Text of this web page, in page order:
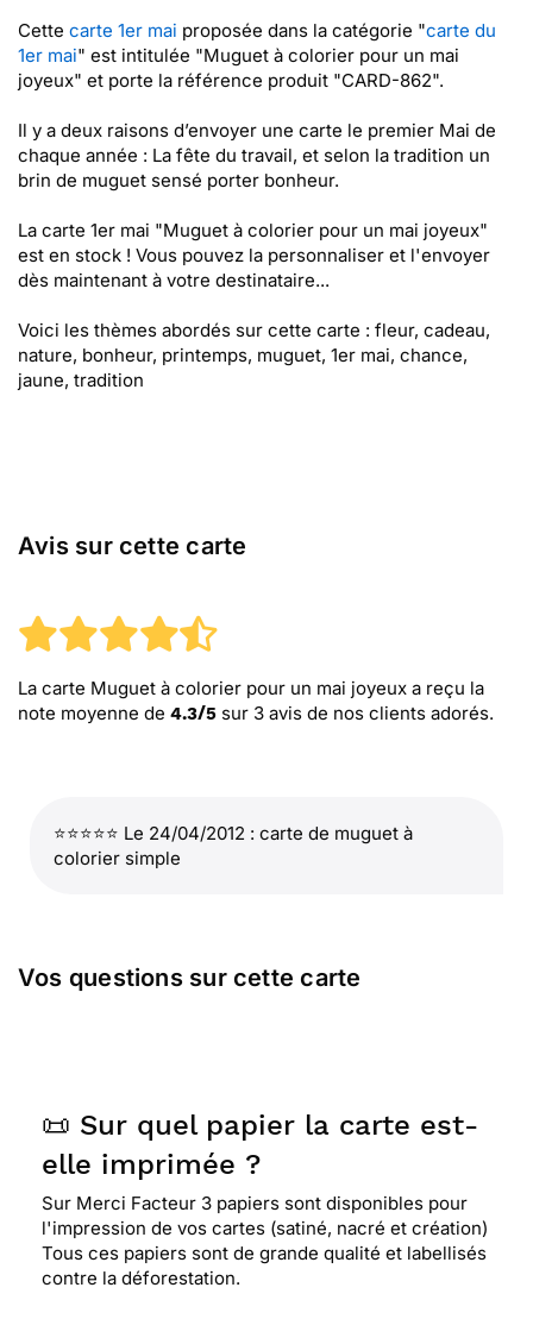
Cette carte 1er mai proposée dans la catégorie "carte du
1er mai" est intitulée "Muguet à colorier pour un mai
joyeux" et porte la référence produit "CARD-862".
Il y a deux raisons d’envoyer une carte le premier Mai de
chaque année : La fête du travail, et selon la tradition un
brin de muguet sensé porter bonheur.
La carte 1er mai "Muguet à colorier pour un mai joyeux"
est en stock ! Vous pouvez la personnaliser et l'envoyer
dès maintenant à votre destinataire...
Voici les thèmes abordés sur cette carte : fleur, cadeau,
nature, bonheur, printemps, muguet, 1er mai, chance,
jaune, tradition
Avis sur cette carte
La carte Muguet à colorier pour un mai joyeux a reçu la
note moyenne de 4.3/5 sur 3 avis de nos clients adorés.
⭐⭐⭐⭐⭐ Le 24/04/2012 : carte de muguet à
colorier simple
Vos questions sur cette carte
📜 Sur quel papier la carte est-
elle imprimée ?
Sur Merci Facteur 3 papiers sont disponibles pour
l'impression de vos cartes (satiné, nacré et création)
Tous ces papiers sont de grande qualité et labellisés
contre la déforestation.